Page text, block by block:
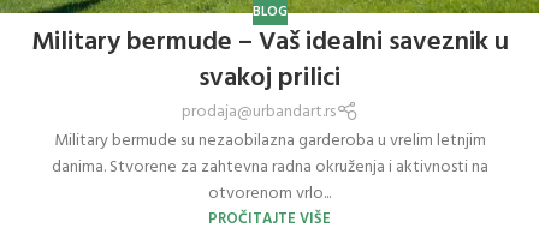
BLOG
Military bermude – Vaš idealni saveznik u
svakoj prilici
prodaja@urbandart.rs
Military bermude su nezaobilazna garderoba u vrelim letnjim
danima. Stvorene za zahtevna radna okruženja i aktivnosti na
otvorenom vrlo...
PROČITAJTE VIŠE